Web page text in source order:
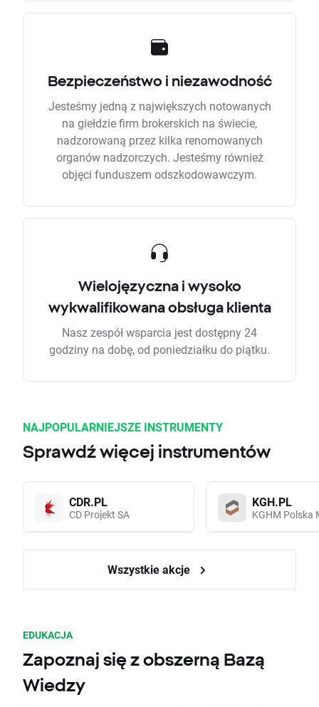
Bezpieczeństwo i niezawodność
Jesteśmy jedną z największych notowanych
na giełdzie firm brokerskich na świecie,
nadzorowaną przez kilka renomowanych
organów nadzorczych. Jesteśmy również
objęci funduszem odszkodowawczym.
Wielojęzyczna i wysoko
wykwalifikowana obsługa klienta
Nasz zespół wsparcia jest dostępny 24
godziny na dobę, od poniedziałku do piątku.
NAJPOPULARNIEJSZE INSTRUMENTY
Sprawdź więcej instrumentów
CDR.PL
CD Projekt SA
KGH.PL
KGHM Polska
Wszystkie akcje
EDUKACJA
Zapoznaj się z obszerną Bazą
Wiedzy